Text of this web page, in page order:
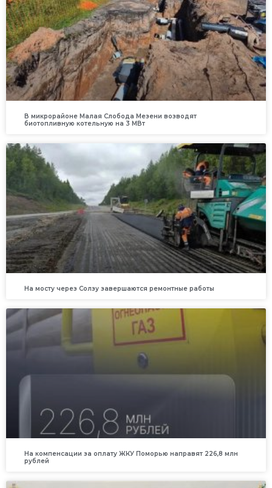
В микрорайоне Малая Слобода Мезени возводят
биотопливную котельную на 3 МВт
На мосту через Солзу завершаются ремонтные работы
На компенсации за оплату ЖКУ Поморью направят 226,8 млн
рублей